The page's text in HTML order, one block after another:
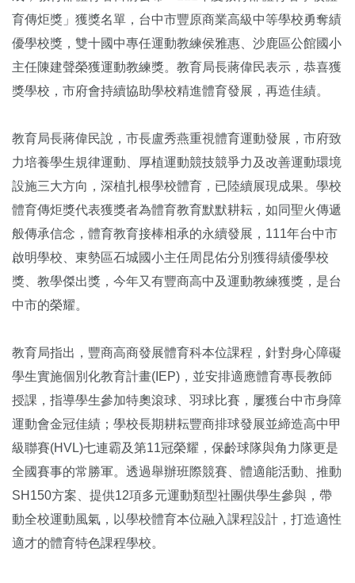
育傳炬獎」獲獎名單，台中市豐原商業高級中等學校勇奪績
優學校獎，雙十國中專任運動教練侯雅惠、沙鹿區公館國小
主任陳建聲榮獲運動教練獎。教育局長蔣偉民表示，恭喜獲
獎學校，市府會持續協助學校精進體育發展，再造佳績。
教育局長蔣偉民說，市長盧秀燕重視體育運動發展，市府致
力培養學生規律運動、厚植運動競技競爭力及改善運動環境
設施三大方向，深植扎根學校體育，已陸續展現成果。學校
體育傳炬獎代表獲獎者為體育教育默默耕耘，如同聖火傳遞
般傳承信念，體育教育接棒相承的永續發展，111年台中市
啟明學校、東勢區石城國小主任周昆佑分別獲得績優學校
獎、教學傑出獎，今年又有豐商高中及運動教練獲獎，是台
中市的榮耀。
教育局指出，豐商高商發展體育科本位課程，針對身心障礙
學生實施個別化教育計畫(IEP)，並安排適應體育專長教師
授課，指導學生參加特奧滾球、羽球比賽，屢獲台中市身障
運動會金冠佳績；學校長期耕耘豐商排球發展並締造高中甲
級聯賽(HVL)七連霸及第11冠榮耀，保齡球隊與角力隊更是
全國賽事的常勝軍。透過舉辦班際競賽、體適能活動、推動
SH150方案、提供12項多元運動類型社團供學生參與，帶
動全校運動風氣，以學校體育本位融入課程設計，打造適性
適才的體育特色課程學校。